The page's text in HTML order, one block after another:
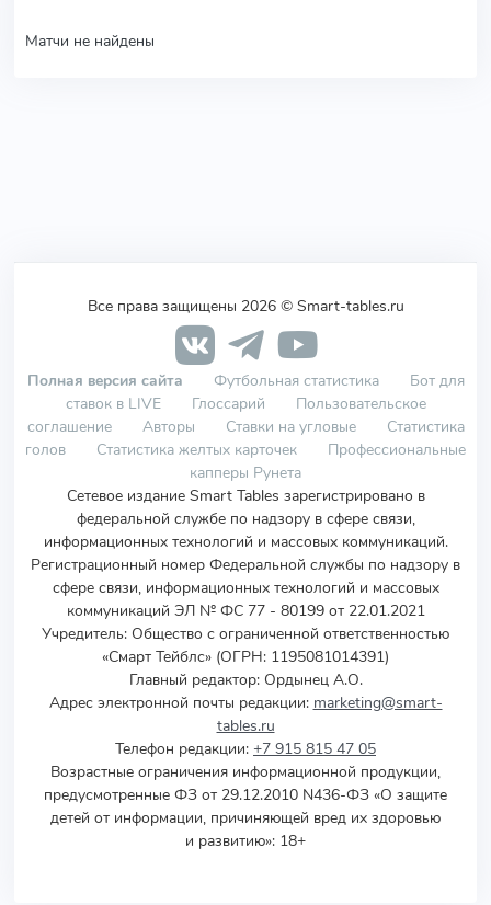
Матчи не найдены
Все права защищены 2026 © Smart-tables.ru
Полная версия сайта Футбольная статистика
Бот для
ставок в LIVE
Глоссарий
Пользовательское
соглашение
Авторы Ставки на угловые
Статистика
голов
Статистика желтых карточек
Профессиональные
капперы Рунета
Сетевое издание Smart Tables зарегистрировано в
федеральной службе по надзору в сфере связи,
информационных технологий и массовых коммуникаций.
Регистрационный номер Федеральной службы по надзору в
сфере связи, информационных технологий и массовых
коммуникаций ЭЛ № ФС 77 - 80199 от 22.01.2021
Учредитель: Общество с ограниченной ответственностью
«Смарт Тейблс» (ОГРН: 1195081014391)
Главный редактор: Ордынец А.О.
Адрес электронной почты редакции: marketing@smart-
tables.ru
Телефон редакции: +7 915 815 47 05
Возрастные ограничения информационной продукции,
предусмотренные ФЗ от 29.12.2010 N436-ФЗ «О защите
детей от информации, причиняющей вред их здоровью
и развитию»: 18+